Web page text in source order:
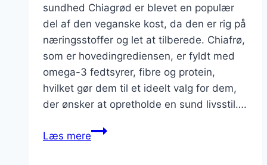
sundhed Chiagrød er blevet en populær
del af den veganske kost, da den er rig på
næringsstoffer og let at tilberede. Chiafrø,
som er hovedingrediensen, er fyldt med
omega-3 fedtsyrer, fibre og protein,
hvilket gør dem til et ideelt valg for dem,
der ønsker at opretholde en sund livsstil….
Læs mereChiagrød